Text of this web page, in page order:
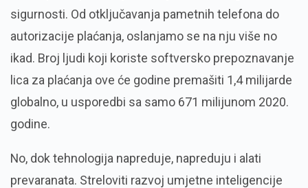
sigurnosti. Od otključavanja pametnih telefona do
autorizacije plaćanja, oslanjamo se na nju više no
ikad. Broj ljudi koji koriste softversko prepoznavanje
lica za plaćanja ove će godine premašiti 1,4 milijarde
globalno, u usporedbi sa samo 671 milijunom 2020.
godine.
No, dok tehnologija napreduje, napreduju i alati
prevaranata. Streloviti razvoj umjetne inteligencije